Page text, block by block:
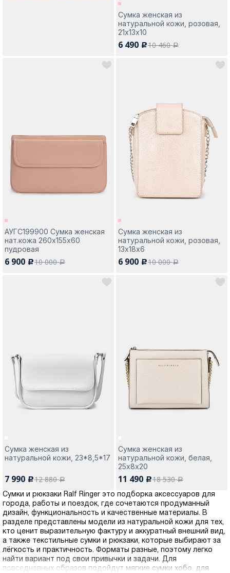
Сумка женская из
натуральной кожи, розовая,
21х13х10
6 490 c10 460a
АУГС199900 Сумка женская
нат.кожа 260х155х60
пудровая
6 900 c10 000a
Сумка женская из
натуральной кожи, розовая,
13х18х6
6 900 c10 000a
Сумка женская из
натуральной кожи, 23*8,5*17
7 990 c12 880a
Сумка женская из
натуральной кожи, белая,
25х8х20
11 490 c18 530a
Сумки и рюкзаки Ralf Ringer это подборка аксессуаров для
города, работы и поездок, где сочетаются продуманный
дизайн, функциональность и качественные материалы. В
разделе представлены модели из натуральной кожи для тех,
кто ценит выразительную фактуру и аккуратный внешний вид,
а также текстильные сумки и рюкзаки, которые выбирают за
лёгкость и практичность. Форматы разные, поэтому легко
найти вариант под свои привычки и задачи. Для
повседневных образов подойдут мягкие сумки хобо, для